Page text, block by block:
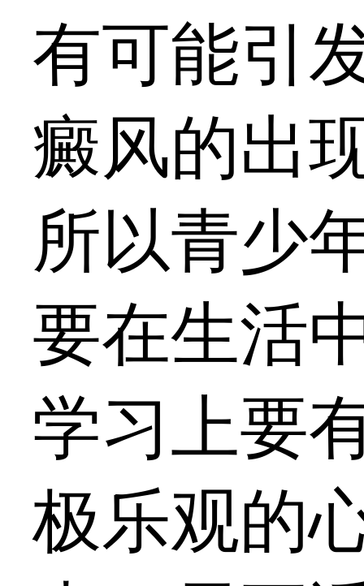
有可能引
癜风的出
所以青少
要在生活
学习上要
极乐观的